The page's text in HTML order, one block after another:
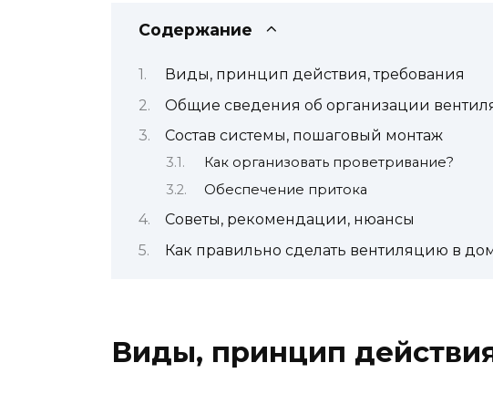
Содержание
Виды, принцип действия, требования
Общие сведения об организации
Состав системы, пошаговый монтаж
Как организовать проветривание?
Обеспечение притока
Советы, рекомендации, нюансы
Как правильно сделать вентиляцию в
Виды, принцип